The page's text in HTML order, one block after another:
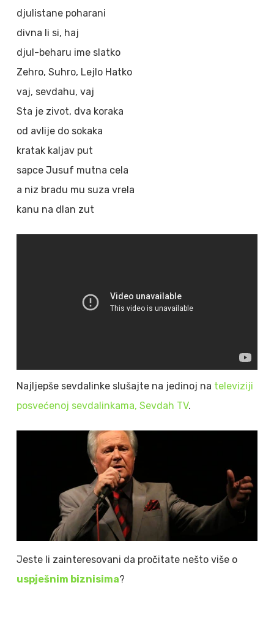
djulistane poharani
divna li si, haj
djul-beharu ime slatko
Zehro, Suhro, Lejlo Hatko
vaj, sevdahu, vaj
Sta je zivot, dva koraka
od avlije do sokaka
kratak kaljav put
sapce Jusuf mutna cela
a niz bradu mu suza vrela
kanu na dlan zut
Najljepše sevdalinke slušajte na jedinoj na televiziji
posvećenoj sevdalinkama, Sevdah TV.
Jeste li zainteresovani da pročitate nešto više o
uspješnim biznisima?